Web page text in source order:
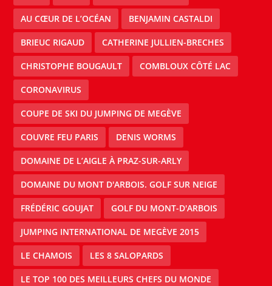
AU CŒUR DE L’OCÉAN BENJAMIN CASTALDI
BRIEUC RIGAUD CATHERINE JULLIEN-BRECHES
CHRISTOPHE BOUGAULT COMBLOUX CÔTÉ LAC
CORONAVIRUS
COUPE DE SKI DU JUMPING DE MEGÈVE
COUVRE FEU PARIS DENIS WORMS
DOMAINE DE L’AIGLE À PRAZ-SUR-ARLY
DOMAINE DU MONT D'ARBOIS. GOLF SUR NEIGE
FRÉDÉRIC GOUJAT GOLF DU MONT-D'ARBOIS
JUMPING INTERNATIONAL DE MEGÈVE 2015
LE CHAMOIS LES 8 SALOPARDS
LE TOP 100 DES MEILLEURS CHEFS DU MONDE